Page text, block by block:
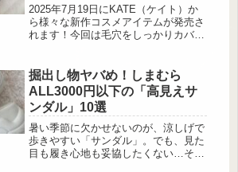
2025年7月19日にKATE（ケイト）か
ら様々な新作コスメアイテムが発売さ
れます！今回は毛穴をしっかりカバー
りカバーして崩れない「ケイト ポア
レスキーパー」 出典:beautyまとめ 毛
穴をしっかりカバーして崩れない「ケ
イト ポアレスキーパー」は、夏メイ
クに大活躍間違いなしのアイテム！こ
ちらは乾燥肌さんのカサつき毛穴向け
の「FORドライ」・混合...
掘出し物ヤバめ！しまむら
ALL3000円以下の「高見えサ
ンダル」10選
暑い季節に欠かせないのが、涼しげで
歩きやすい「サンダル」。でも、見た
目も履き心地も妥協したくない…そん